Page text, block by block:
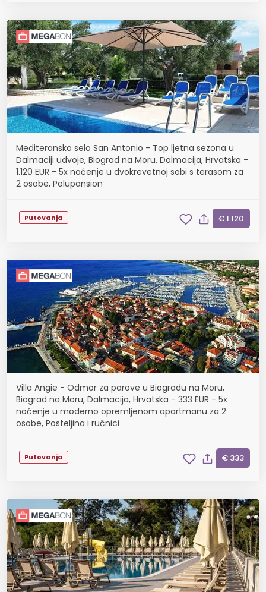
Mediteransko selo San Antonio - Top ljetna sezona u
Dalmaciji udvoje, Biograd na Moru, Dalmacija, Hrvatska -
1.120 EUR - 5x noćenje u dvokrevetnoj sobi s terasom za
2 osobe, Polupansion
Putovanja € 1.120
Villa Angie - Odmor za parove u Biogradu na Moru,
Biograd na Moru, Dalmacija, Hrvatska - 333 EUR - 5x
noćenje u moderno opremljenom apartmanu za 2
osobe, Posteljina i ručnici
Putovanja € 333